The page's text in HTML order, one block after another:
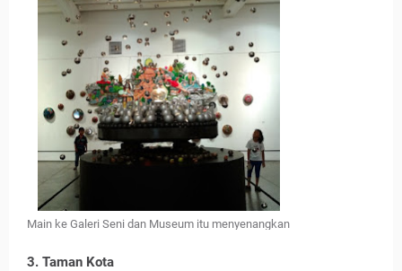
Main ke Galeri Seni dan Museum itu menyenangkan
3. Taman Kota